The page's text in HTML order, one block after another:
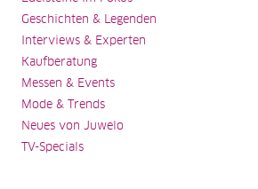
Geschichten & Legenden
Interviews & Experten
Kaufberatung
Messen & Events
Mode & Trends
Neues von Juwelo
TV-Specials